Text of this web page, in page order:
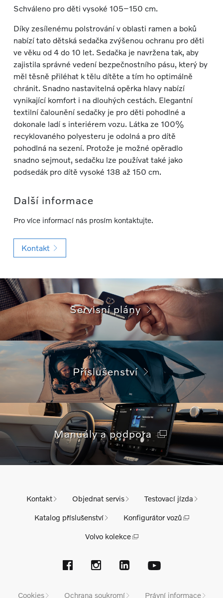
Schváleno pro děti vysoké 105–150 cm.
Díky zesílenému polstrování v oblasti ramen a boků
nabízí tato dětská sedačka zvýšenou ochranu pro děti
ve věku od 4 do 10 let. Sedačka je navržena tak, aby
zajistila správné vedení bezpečnostního pásu, který by
měl těsně přiléhat k tělu dítěte a tím ho optimálně
chránit. Snadno nastavitelná opěrka hlavy nabízí
vynikající komfort i na dlouhých cestách. Elegantní
textilní čalounění sedačky je pro děti pohodlné a
dokonale ladí s interiérem vozu. Látka ze 100%
recyklovaného polyesteru je odolná a pro dítě
pohodlná na sezení. Protože je možné opěradlo
snadno sejmout, sedačku lze používat také jako
podsedák pro dítě vysoké 138 až 150 cm.
Další informace
Pro více informací nás prosím kontaktujte.
Kontakt
Servisní plány
Příslušenství
Manuály a podpora
Kontakt Objednat servis Testovací jízda
Katalog příslušenství Konfigurátor vozů
Volvo kolekce
Cookies Ochrana soukromí Právní informace